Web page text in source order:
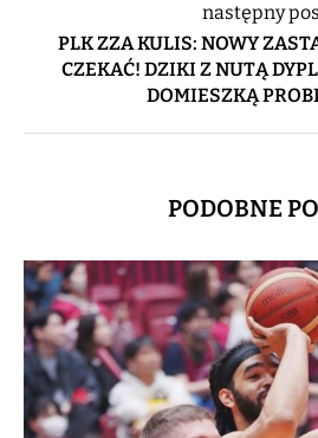
następny
PLK ZZA KULIS: NOWY
CZEKAĆ! DZIKI Z NUTĄ
DOMIESZKĄ
PODOBNE